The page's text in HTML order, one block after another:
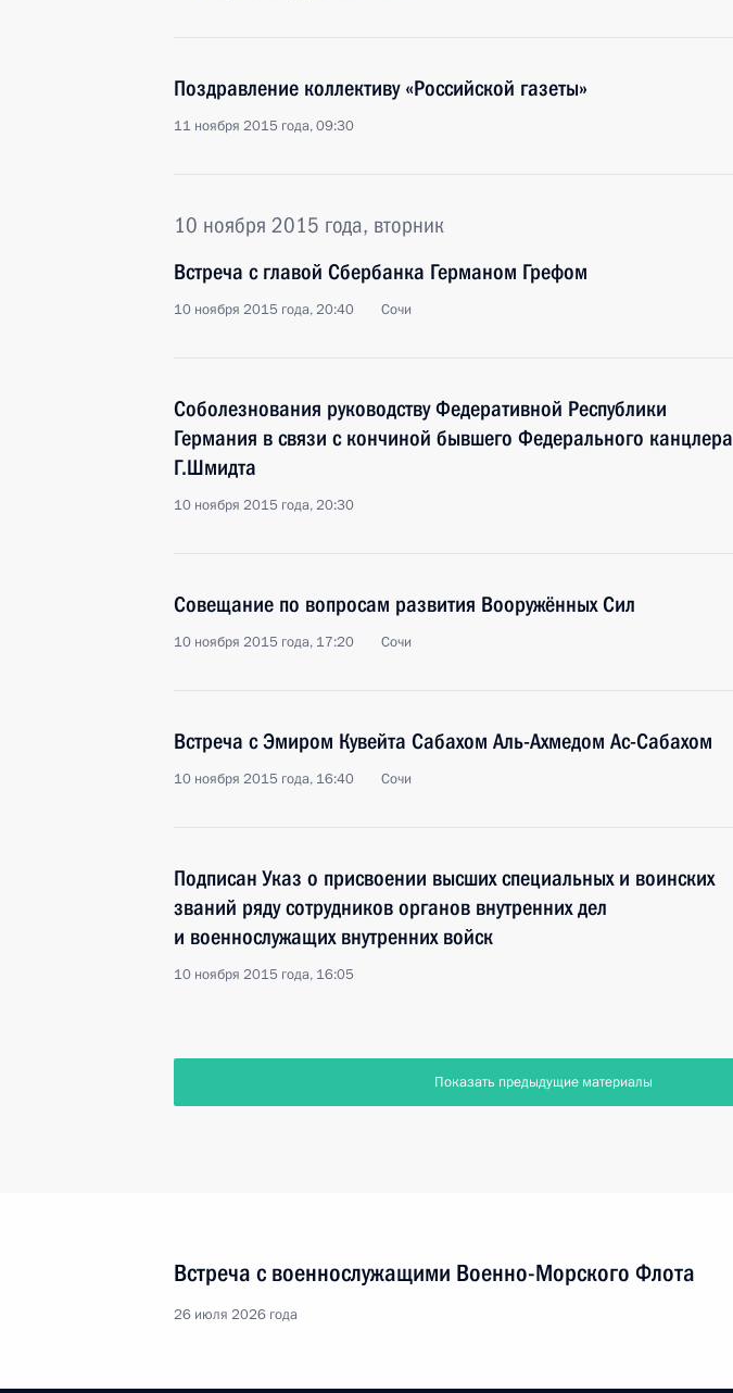
Поздравление коллективу «Российской газеты»
11 ноября 2015 года, 09:30
10 ноября 2015 года, вторник
Встреча с главой Сбербанка Германом Грефом
10 ноября 2015 года, 20:40 Сочи
Соболезнования руководству Федеративной Республики
Германия в связи с кончиной бывшего Федерального канцлера
Г.Шмидта
10 ноября 2015 года, 20:30
Совещание по вопросам развития Вооружённых Сил
10 ноября 2015 года, 17:20 Сочи
Встреча с Эмиром Кувейта Сабахом Аль-Ахмедом Ас-Сабахом
10 ноября 2015 года, 16:40 Сочи
Подписан Указ о присвоении высших специальных и воинских
званий ряду сотрудников органов внутренних дел
и военнослужащих внутренних войск
10 ноября 2015 года, 16:05
Показать предыдущие материалы
Встреча с военнослужащими Военно-Морского Флота
26 июля 2026 года